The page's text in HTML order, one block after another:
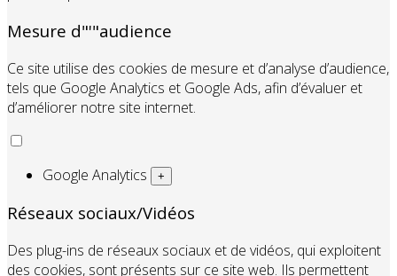
Mesure d"'"audience
Ce site utilise des cookies de mesure et d’analyse d’audience,
tels que Google Analytics et Google Ads, afin d’évaluer et
d’améliorer notre site internet.
Google Analytics +
Réseaux sociaux/Vidéos
Des plug-ins de réseaux sociaux et de vidéos, qui exploitent
des cookies, sont présents sur ce site web. Ils permettent